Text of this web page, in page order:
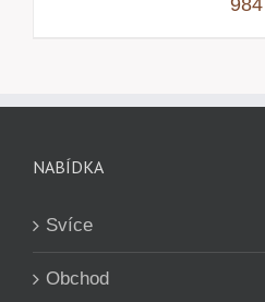
NABÍDKA
Svíce
Obchod